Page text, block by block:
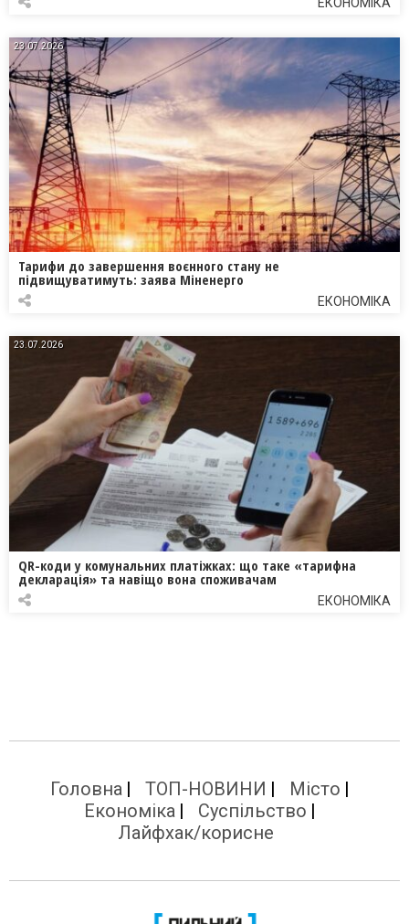
ЕКОНОМІКА
23.07.2026
Тарифи до завершення воєнного стану не
підвищуватимуть: заява Міненерго
ЕКОНОМІКА
23.07.2026
QR-коди у комунальних платіжках: що таке «тарифна
декларація» та навіщо вона споживачам
ЕКОНОМІКА
Головна ТОП-НОВИНИ
Місто
Економіка
Суспільство
Лайфхак/корисне